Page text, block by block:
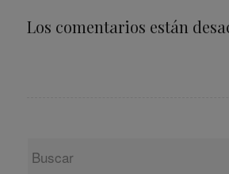
Los comentarios están